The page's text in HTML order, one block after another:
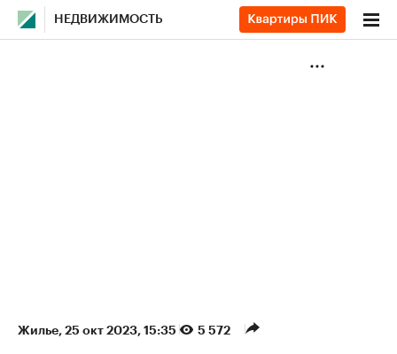
НЕДВИЖИМОСТЬ
Жилье⁠, 25 окт 2023, 15:35 5 572